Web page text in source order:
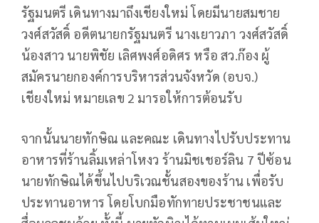
รัฐมนตรี เดินทางมาถึงเชียงใหม่ โดยมีนายสมชาย
วงศ์สวัสดิ์ อดีตนายกรัฐมนตรี นางเยาวภา วงศ์สวัสดิ์
น้องสาว นายพิชัย เลิศพงศ์อดิศร หรือ สว.ก๊อง ผู้
สมัครนายกองค์การบริหารส่วนจังหวัด (อบจ.)
เชียงใหม่ หมายเลข 2 มารอให้การต้อนรับ
จากนั้นนายทักษิณ และคณะ เดินทางไปรับประทาน
อาหารที่ร้านลิ้มเหล่าโหงว ร้านมิชเชอร์ลิน 7 ปีซ้อน
นายทักษิณได้ขึ้นไปบริเวณชั้นสองของร้าน เพื่อรับ
ประทานอาหาร โดยโบกมือทักทายประชาชนและ